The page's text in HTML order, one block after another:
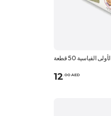
50 قطعة
12.00 AED